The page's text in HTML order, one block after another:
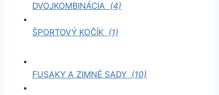
DVOJKOMBINÁCIA (4)
ŠPORTOVÝ KOČÍK (1)
FUSAKY A ZIMNÉ SADY (10)